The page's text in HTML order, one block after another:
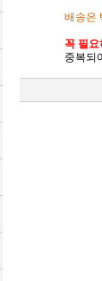
배송은
꼭 필
중복되